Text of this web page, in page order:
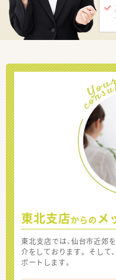
東北支店からの メ
東北支店では、仙台市近郊
介をしております。 そして
ポートします。